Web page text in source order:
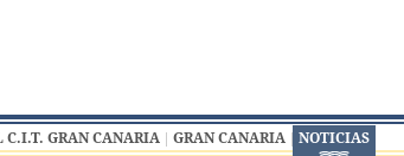
C.I.T. GRAN CANARIA GRAN CANARIA NOTICIAS